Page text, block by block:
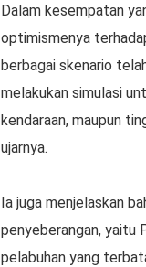
Dalam kesempatan
optimismenya
berbagai skenario
melakukan simulasi
kendaraan, maupun
ujarnya.
Ia juga menjelaskan
penyeberangan, yaitu
pelabuhan yang